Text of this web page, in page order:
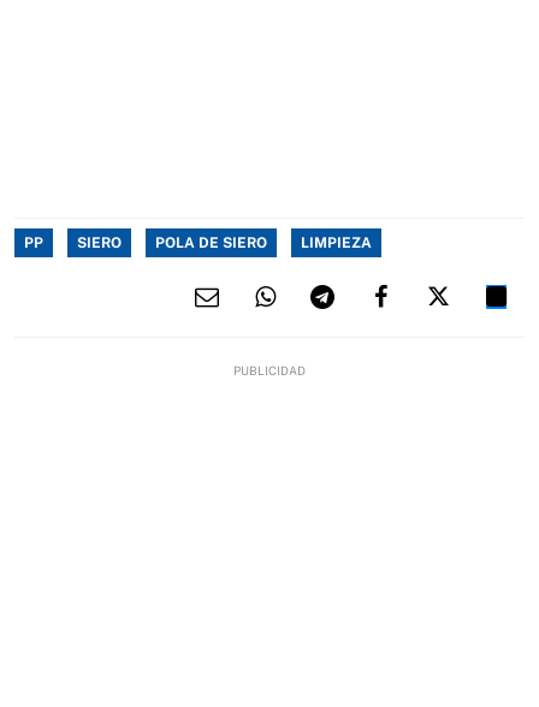
PP SIERO POLA DE SIERO LIMPIEZA